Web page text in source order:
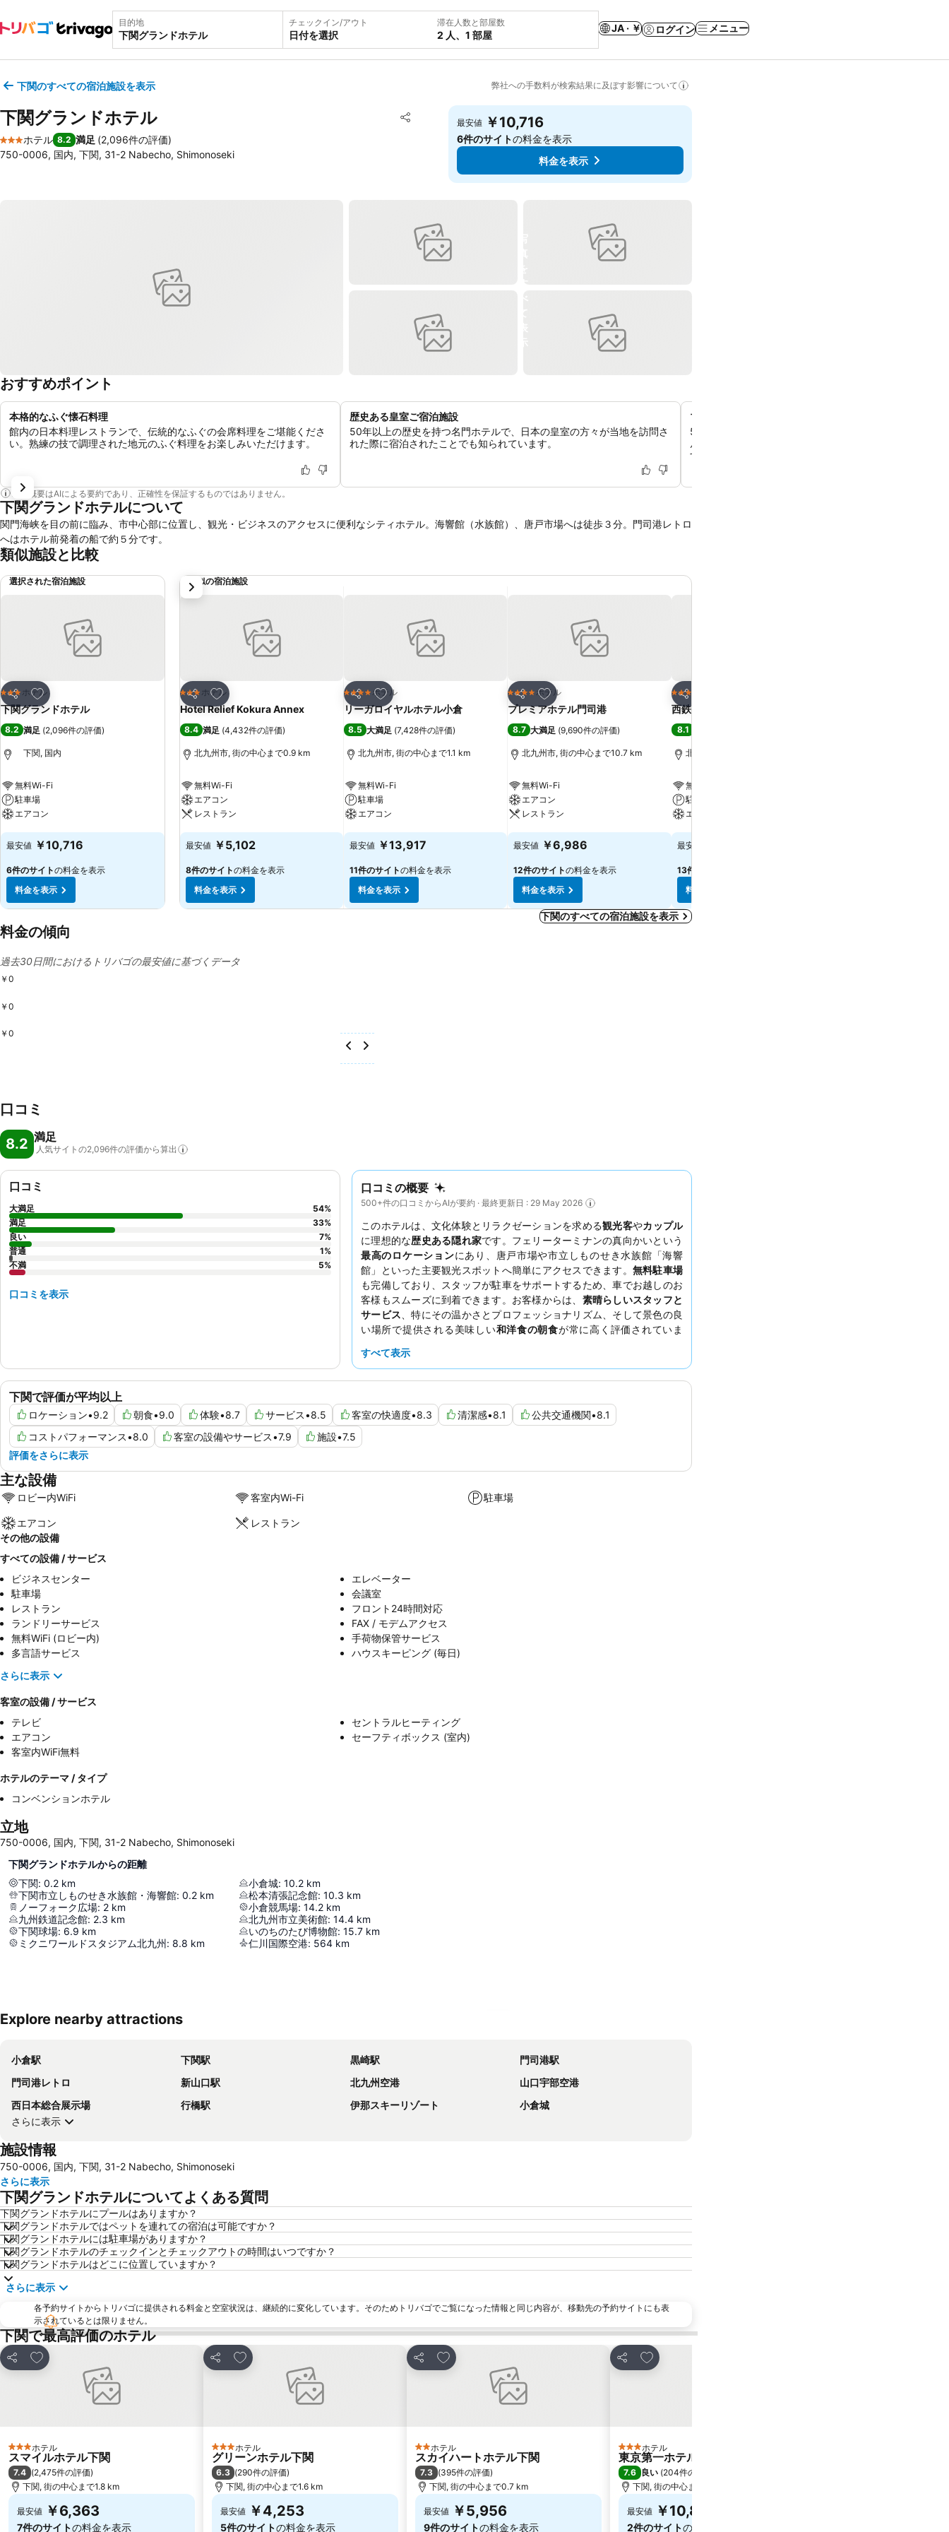
目的地 チェックイン/アウト
日付を選択
滞在人数と部屋数
2 人、1 部屋
JA · ￥ ログイン メニュー
下関のすべての宿泊施設を表示 弊社への手数料が検索結果に及ぼす影響について
下関グランドホテル シェア
お気に入りに追加
3 ホテルのランク
ホテル 8.2 満足 (2,096件の評価)
750-0006, 国内, 下関, 31-2 Nabecho, Shimonoseki
最安値 ￥10,716
6件のサイトの料金を表示
料金を表示
おすすめポイント
本格的なふぐ懐石料理
館内の日本料理レストランで、伝統的なふぐの会席料理をご堪能くださ
い。熟練の技で調理された地元のふぐ料理をお楽しみいただけます。
歴史ある皇室ご宿泊施設
50年以上の歴史を持つ名門ホテルで、日本の皇室の方々が当地を訪問さ
れた際に宿泊されたことでも知られています。
ブルーフォンセからのスカイラインビュー
5階のレストランでは、大きな窓から行き交う船や遠くに
ルな海峡ゆめタワーの景色を眺めながらお食事をお楽し
す。
この概要はAIによる要約であり、正確性を保証するものではありません。
下関グランドホテルについて
関門海峡を目の前に臨み、市中心部に位置し、観光・ビジネスのアクセスに便利なシティホテル。海響館（水族館）、唐戸市場へは徒歩３分。門司港レトロ
へはホテル前発着の船で約５分です。
類似施設と比較
選択された宿泊施設
シェア
お気に入りに追加
3 ホテルのランク
ホテル
下関グランドホテル
8.2 満足 (2,096件の評価)
下関, 国内
無料Wi-Fi
駐車場
エアコン
料金を表示
最安値 ￥10,716
6件のサイトの料金を表示
料金を表示
類似の宿泊施設
シェア
お気に入りに追加
3 ホテルのランク
ホテル
Hotel Relief Kokura Annex
8.4 満足 (4,432件の評価)
北九州市, 街の中心まで0.9 km
無料Wi-Fi
エアコン
レストラン
料金を表示
最安値 ￥5,102
8件のサイトの料金を表示
料金を表示
シェア
お気に入りに追加
4 ホテルのランク
ホテル
リーガロイヤルホテル小倉
8.5 大満足 (7,428件の評価)
北九州市, 街の中心まで1.1 km
無料Wi-Fi
駐車場
エアコン
料金を表示
最安値 ￥13,917
11件のサイトの料金を表示
料金を表示
シェア
お気に入りに追加
4 ホテルのランク
ホテル
プレミアホテル門司港
8.7 大満足 (9,690件の評価)
北九州市, 街の中心まで10.7 km
無料Wi-Fi
エアコン
レストラン
料金を表示
最安値 ￥6,986
12件のサイトの料金を表示
料金を表示
シェア
3 ホテルのランク
西鉄イン小倉
8.1
北九州市, 街の中心まで0.8 km
無料Wi-Fi
駐車場
エアコン
料金を表示
最安値
13件のサイト
料金を表示
次
下関のすべての宿泊施設を表示
料金の傾向
過去30日間におけるトリバゴの最安値に基づくデータ
￥0
￥0
￥0
口コミ
8.2 満足
人気サイトの2,096件の評価から算出
口コミの概要
500+件の口コミからAIが要約 · 最終更新日 : 29 May 2026
このホテルは、文化体験とリラクゼーションを求める観光客やカップル
に理想的な歴史ある隠れ家です。フェリーターミナンの真向かいという
最高のロケーションにあり、唐戸市場や市立しものせき水族館「海響
館」といった主要観光スポットへ簡単にアクセスできます。 無料駐車場
も完備しており、スタッフが駐車をサポートするため、車でお越しのお
客様もスムーズに到着できます。お客様からは、 素晴らしいスタッフと
サービス 、特にその温かさとプロフェッショナリズム、そして景色の良
い場所で提供される美味しい和洋食の朝食が常に高く評価されていま
予約がおすすめです。
すべて表示
下関で評価が平均以上
ロケーション•9.2 朝食•9.0 体験•8.7 サービス•8.5 客室の快適度•8.3 清潔感•8.1 公共交通機関•8.1
コストパフォーマンス•8.0 客室の設備やサービス•7.9 施設•7.5
評価をさらに表示
口コミ
大満足 54%
満足
33%
良い
7%
普通
1%
不満
5%
口コミを表示
主な設備
ロビー内WiFi 客室内Wi-Fi 駐車場
エアコン
レストラン
その他の設備
すべての設備 / サービス
ビジネスセンター
エレベーター
駐車場
会議室
レストラン
フロント24時間対応
ランドリーサービス
FAX / モデムアクセス
無料WiFi (ロビー内)
手荷物保管サービス
多言語サービス
ハウスキーピング (毎日)
さらに表示
客室の設備 / サービス
テレビ
セントラルヒーティング
エアコン
セーフティボックス (室内)
客室内WiFi無料
ホテルのテーマ / タイプ
コンベンションホテル
立地
750-0006, 国内, 下関, 31-2 Nabecho, Shimonoseki
下関グランドホテルからの距離
下関: 0.2 km
下関市立しものせき水族館・海響館: 0.2 km
ノーフォーク広場: 2 km
九州鉄道記念館: 2.3 km
下関球場: 6.9 km
ミクニワールドスタジアム北九州: 8.8 km
小倉城: 10.2 km
松本清張記念館: 10.3 km
小倉競馬場: 14.2 km
北九州市立美術館: 14.4 km
いのちのたび博物館: 15.7 km
仁川国際空港: 564 km
Explore nearby attractions
小倉駅 下関駅 黒崎駅
門司港駅
門司港レトロ
新山口駅 北九州空港
山口宇部空港
西日本総合展示場
行橋駅 伊那スキーリゾート
小倉城
さらに表示
施設情報
750-0006, 国内, 下関, 31-2 Nabecho, Shimonoseki
さらに表示
下関グランドホテルについてよくある質問
下関グランドホテルにプールはありますか？
下関グランドホテルではペットを連れての宿泊は可能ですか？
下関グランドホテルには駐車場がありますか？
下関グランドホテルのチェックインとチェックアウトの時間はいつですか？
下関グランドホテルはどこに位置していますか？
さらに表示
各予約サイトからトリバゴに提供される料金と空室状況は、継続的に変化しています。そのためトリバゴでご覧になった情報と同じ内容が、移動先の予約サイトにも表
示されているとは限りません。
下関で最高評価のホテル
シェア
お気に入りに追加
3 ホテルのランク
ホテル
スマイルホテル下関
7.4 (2,475件の評価)
下関, 街の中心まで1.8 km
最安値 ￥6,363
7件のサイトの料金を表示
シェア
お気に入りに追加
3 ホテルのランク
ホテル
グリーンホテル下関
6.3 (290件の評価)
下関, 街の中心まで1.6 km
最安値 ￥4,253
5件のサイトの料金を表示
シェア
お気に入りに追加
2 ホテルのランク
ホテル
スカイハートホテル下関
7.3 (395件の評価)
下関, 街の中心まで0.7 km
最安値 ￥5,956
9件のサイトの料金を表示
シェア
お気に入りに追加
3 ホテルのランク
ホテル
東京第一ホテル下関
7.6 良い (204件の評価
下関, 街の中心まで0.3 km
最安値 ￥10,839
2件のサイトの料金を表示